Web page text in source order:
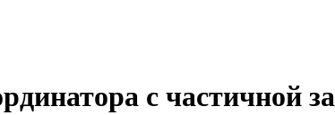
с частичной